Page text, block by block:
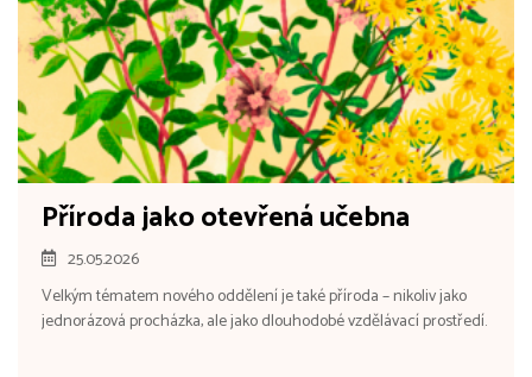
Příroda jako otevřená učebna
25.05.2026
Velkým tématem nového oddělení je také příroda – nikoliv jako
jednorázová procházka, ale jako dlouhodobé vzdělávací prostředí.